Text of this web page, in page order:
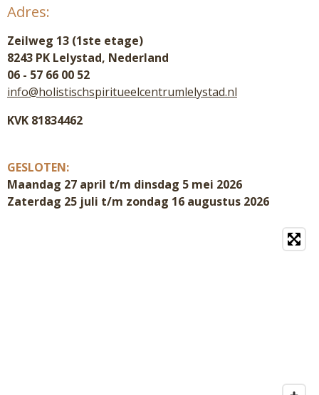
Adres:
Zeilweg 13 (1ste etage)
8243 PK Lelystad, Nederland
06 - 57 66 00 52
info@holistischspiritueelcentrumlelystad.nl
KVK 81834462
GESLOTEN:
Maandag 27 april t/m dinsdag 5 mei 2026
Zaterdag 25 juli t/m zondag 16 augustus 2026